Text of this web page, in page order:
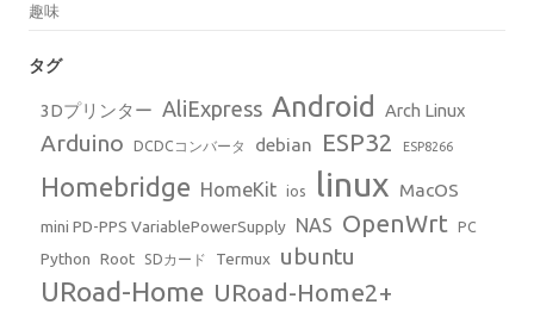
趣味
タグ
3Dプリンター AliExpress Android Arch Linux
Arduino DCDCコンバータ debian ESP32 ESP8266
Homebridge HomeKit ios linux MacOS
mini PD-PPS VariablePowerSupply NAS OpenWrt PC
Python Root SDカード Termux ubuntu
URoad-Home URoad-Home2+